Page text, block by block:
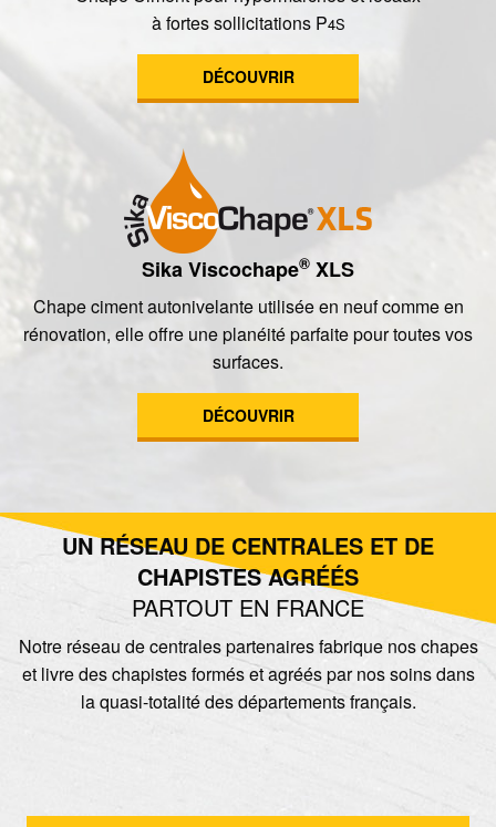
à fortes sollicitations P4S
DÉCOUVRIR
Sika Viscochape® XLS
Chape ciment autonivelante utilisée en neuf comme en
rénovation, elle offre une planéité parfaite pour toutes vos
surfaces.
DÉCOUVRIR
UN RÉSEAU DE CENTRALES ET DE
CHAPISTES AGRÉÉS
PARTOUT EN FRANCE
Notre réseau de centrales partenaires fabrique nos chapes
et livre des chapistes formés et agréés par nos soins dans
la quasi-totalité des départements français.